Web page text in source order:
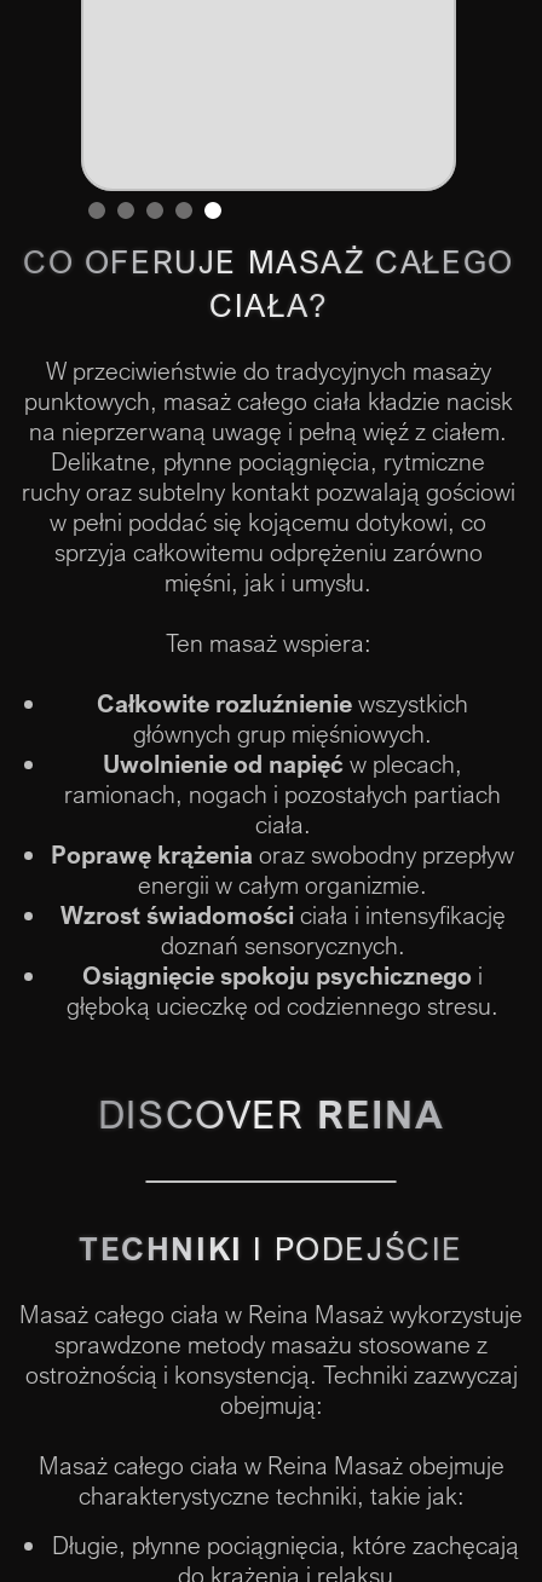
Slide 1 of 5.
CO OFERUJE MASAŻ CAŁEGO
CIAŁA?
W przeciwieństwie do tradycyjnych masaży
punktowych, masaż całego ciała kładzie nacisk
na nieprzerwaną uwagę i pełną więź z ciałem.
Delikatne, płynne pociągnięcia, rytmiczne
ruchy oraz subtelny kontakt pozwalają gościowi
w pełni poddać się kojącemu dotykowi, co
sprzyja całkowitemu odprężeniu zarówno
mięśni, jak i umysłu.
Ten masaż wspiera:
Całkowite rozluźnienie wszystkich
głównych grup mięśniowych.
Uwolnienie od napięć w plecach,
ramionach, nogach i pozostałych partiach
ciała.
Poprawę krążenia oraz swobodny przepływ
energii w całym organizmie.
Wzrost świadomości ciała i intensyfikację
doznań sensorycznych.
Osiągnięcie spokoju psychicznego i
głęboką ucieczkę od codziennego stresu.
DISCOVER REINA
TECHNIKI I PODEJŚCIE
Masaż całego ciała w Reina Masaż wykorzystuje
sprawdzone metody masażu stosowane z
ostrożnością i konsystencją. Techniki zazwyczaj
obejmują:
Masaż całego ciała w Reina Masaż obejmuje
charakterystyczne techniki, takie jak:
Długie, płynne pociągnięcia, które zachęcają
do krążenia i relaksu